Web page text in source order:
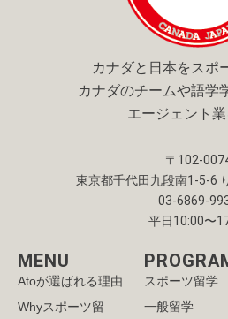
カナダと日本をスポ
カナダのチームや語学
エージェント
〒102-
東京都千代田九段南1-5-6
03-6869-
平日10:00〜
MENU
Atoが選ばれる理由
Whyスポーツ留
スポーツ留学
一般留学